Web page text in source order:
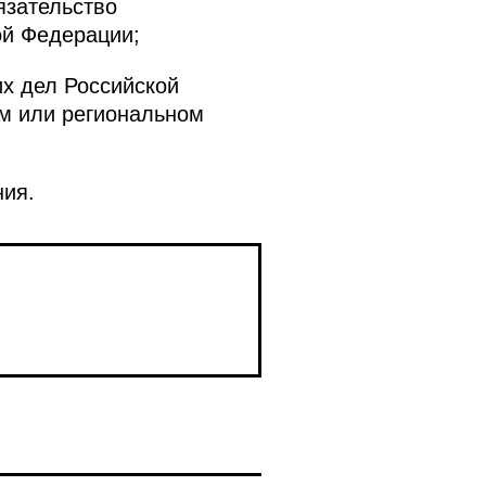
Федерации;
дел Российской
или региональном